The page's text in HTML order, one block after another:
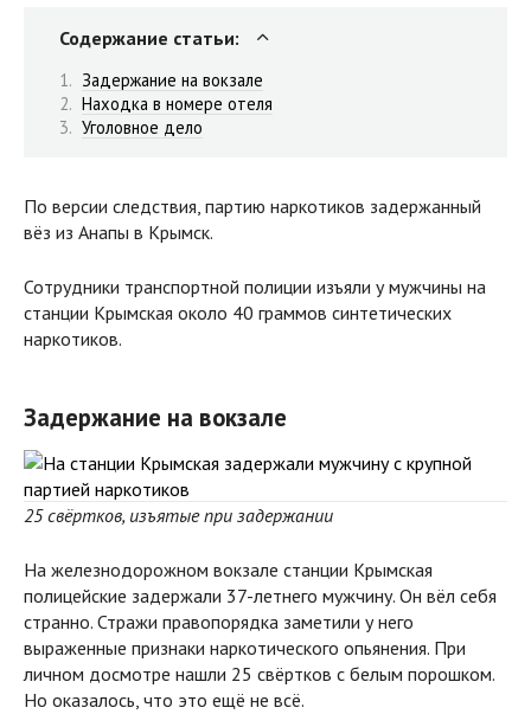
Содержание статьи:
Задержание на вокзале
Находка в номере отеля
Уголовное дело
По версии следствия, партию наркотиков задержанный
вёз из Анапы в Крымск.
Сотрудники транспортной полиции изъяли у мужчины на
станции Крымская около 40 граммов синтетических
наркотиков.
Задержание на вокзале
25 свёртков, изъятые при задержании
На железнодорожном вокзале станции Крымская
полицейские задержали 37-летнего мужчину. Он вёл себя
странно. Стражи правопорядка заметили у него
выраженные признаки наркотического опьянения. При
личном досмотре нашли 25 свёртков с белым порошком.
Но оказалось, что это ещё не всё.